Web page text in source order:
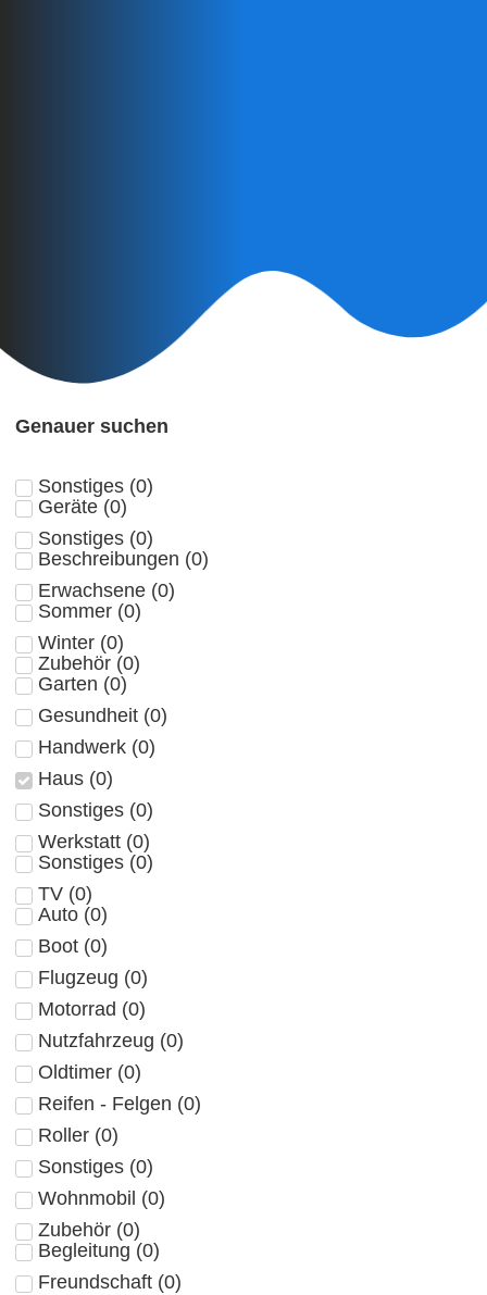
Genauer suchen
Sonstiges (0)
Geräte (0)
Sonstiges (0)
Beschreibungen (0)
Erwachsene (0)
Sommer (0)
Winter (0)
Zubehör (0)
Garten (0)
Gesundheit (0)
Handwerk (0)
Haus (0)
Sonstiges (0)
Werkstatt (0)
Sonstiges (0)
TV (0)
Auto (0)
Boot (0)
Flugzeug (0)
Motorrad (0)
Nutzfahrzeug (0)
Oldtimer (0)
Reifen - Felgen (0)
Roller (0)
Sonstiges (0)
Wohnmobil (0)
Zubehör (0)
Begleitung (0)
Freundschaft (0)